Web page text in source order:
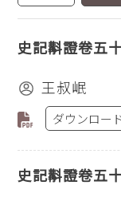
史記斠證卷五
王叔岷
ダウンロー
史記斠證卷五